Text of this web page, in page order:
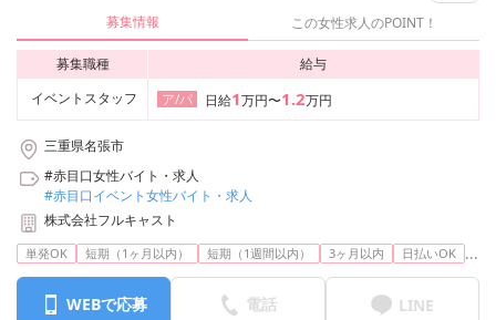
募集情報 この女性求人のPOINT！
募集職種
給与
イベントスタッフ
ア/パ 日給1万円〜1.2万円
三重県名張市
#赤目口女性バイト・求人
#赤目口イベント女性バイト・求人
株式会社フルキャスト
単発OK 短期（1ヶ月以内） 短期（1週間以内） 3ヶ月以内 日払いOK ...
WEBで応募 電話 LINE